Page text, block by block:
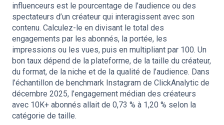
influenceurs est le pourcentage de l’audience ou des
spectateurs d’un créateur qui interagissent avec son
contenu. Calculez-le en divisant le total des
engagements par les abonnés, la portée, les
impressions ou les vues, puis en multipliant par 100. Un
bon taux dépend de la plateforme, de la taille du créateur,
du format, de la niche et de la qualité de l’audience. Dans
l’échantillon de benchmark Instagram de ClickAnalytic de
décembre 2025, l’engagement médian des créateurs
avec 10K+ abonnés allait de 0,73 % à 1,20 % selon la
catégorie de taille.